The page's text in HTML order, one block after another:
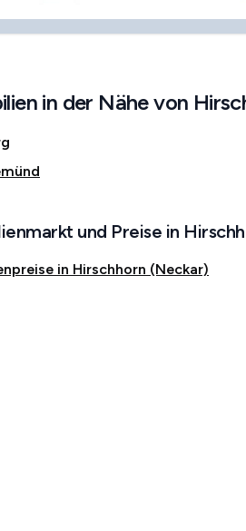
in der Nähe von
und Preise in
in Hirschhorn (Neckar)